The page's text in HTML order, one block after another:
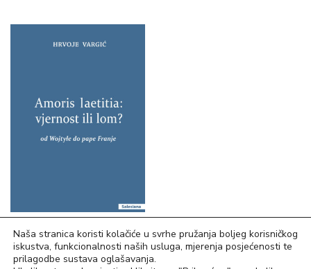
Amoris letitia: vjernost ili
15,93€
Naša stranica koristi kolačiće u svrhe pružanja boljeg korisničkog
iskustva, funkcionalnosti naših usluga, mjerenja posjećenosti te
prilagodbe sustava oglašavanja.